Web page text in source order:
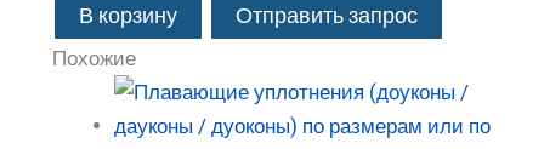
В корзину Отправить запрос
Похожие